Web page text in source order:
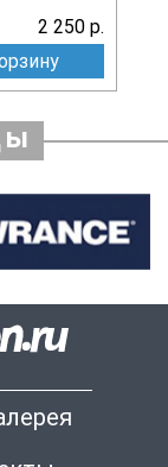
2 250 р.